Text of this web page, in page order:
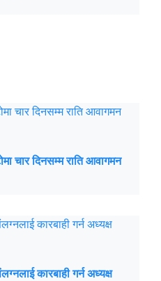
चार दिनसम्म राति आवागमन
कारबाही गर्न अध्यक्ष